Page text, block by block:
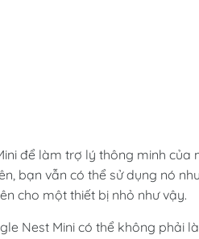
để làm trợ lý thông minh của
bạn vẫn có thể sử dụng nó
cho một thiết bị nhỏ như vậy.
Nest Mini có thể không phải